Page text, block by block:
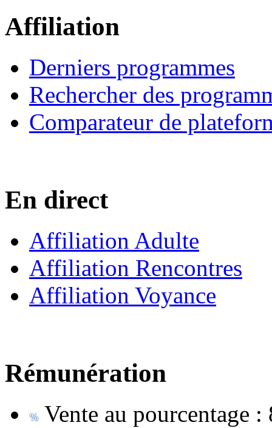
Affiliation
Derniers programmes
Rechercher des
Comparateur de
En direct
Affiliation Adulte
Affiliation Rencontres
Affiliation Voyance
Rémunération
Vente au pourcentage :